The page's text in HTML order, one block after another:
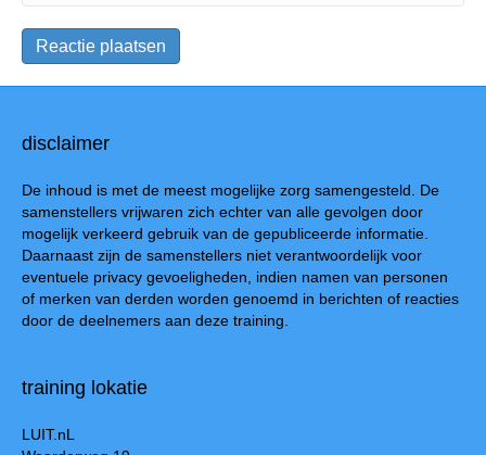
disclaimer
De inhoud is met de meest mogelijke zorg samengesteld. De
samenstellers vrijwaren zich echter van alle gevolgen door
mogelijk verkeerd gebruik van de gepubliceerde informatie.
Daarnaast zijn de samenstellers niet verantwoordelijk voor
eventuele privacy gevoeligheden, indien namen van personen
of merken van derden worden genoemd in berichten of reacties
door de deelnemers aan deze training.
training lokatie
LUIT.nL